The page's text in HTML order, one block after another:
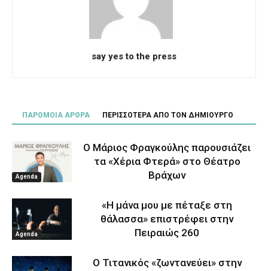
say yes to the press
ΠΑΡΟΜΟΙΑ ΑΡΘΡΑ ΠΕΡΙΣΣΟΤΕΡΑ ΑΠΟ ΤΟΝ ΔΗΜΙΟΥΡΓΟ
Agenda
Ο Μάριος Φραγκούλης παρουσιάζει
τα «Χέρια Φτερά» στο Θέατρο
Βράχων
Agenda
«Η μάνα μου με πέταξε στη
θάλασσα» επιστρέφει στην
Πειραιώς 260
Ο Τιτανικός «ζωντανεύει» στην